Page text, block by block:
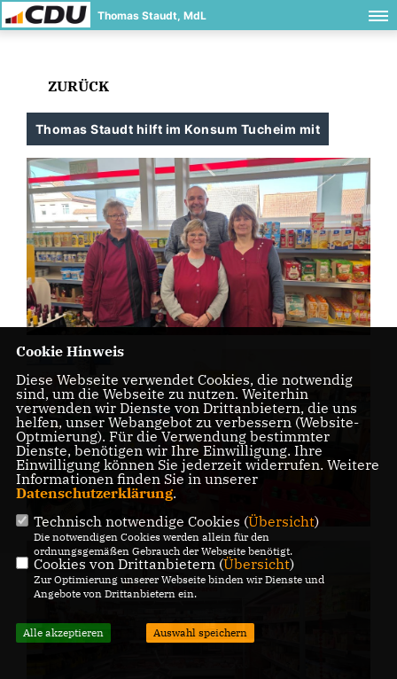
Thomas Staudt, MdL
ZURÜCK
Thomas Staudt hilft im Konsum Tucheim mit
Cookie Hinweis
Diese Webseite verwendet Cookies, die notwendig
sind, um die Webseite zu nutzen. Weiterhin
verwenden wir Dienste von Drittanbietern, die uns
helfen, unser Webangebot zu verbessern (Website-
Optmierung). Für die Verwendung bestimmter
Dienste, benötigen wir Ihre Einwilligung. Ihre
Einwilligung können Sie jederzeit widerrufen. Weitere
Informationen finden Sie in unserer
Datenschutzerklärung.
Technisch notwendige Cookies (Übersicht)
Die notwendigen Cookies werden allein für den
ordnungsgemäßen Gebrauch der Webseite benötigt.
Cookies von Drittanbietern (Übersicht)
Zur Optimierung unserer Webseite binden wir Dienste und
Angebote von Drittanbietern ein.
Alle akzeptieren Auswahl speichern